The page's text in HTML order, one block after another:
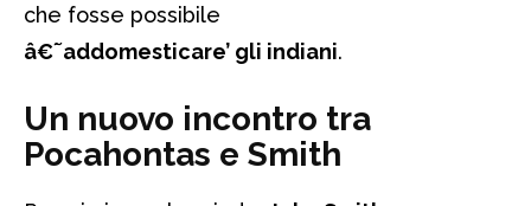
che fosse possibile
â€˜addomesticare’ gli indiani.
Un nuovo incontro tra
Pocahontas e Smith